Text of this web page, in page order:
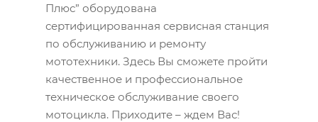
Плюс” оборудована
сертифицированная сервисная станция
по обслуживанию и ремонту
мототехники. Здесь Вы сможете пройти
качественное и профессиональное
техническое обслуживание своего
мотоцикла. Приходите – ждем Вас!